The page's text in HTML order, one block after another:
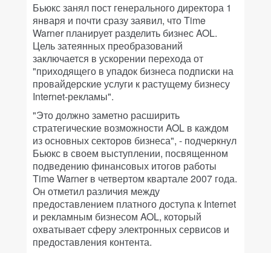
Бьюкс занял пост генерального директора 1
января и почти сразу заявил, что Time
Warner планирует разделить бизнес AOL.
Цель затеянных преобразований
заключается в ускорении перехода от
"приходящего в упадок бизнеса подписки на
провайдерские услуги к растущему бизнесу
Internet-рекламы".
"Это должно заметно расширить
стратегические возможности AOL в каждом
из основных секторов бизнеса", - подчеркнул
Бьюкс в своем выступлении, посвященном
подведению финансовых итогов работы
Time Warner в четвертом квартале 2007 года.
Он отметил различия между
предоставлением платного доступа к Internet
и рекламным бизнесом AOL, который
охватывает сферу электронных сервисов и
предоставления контента.